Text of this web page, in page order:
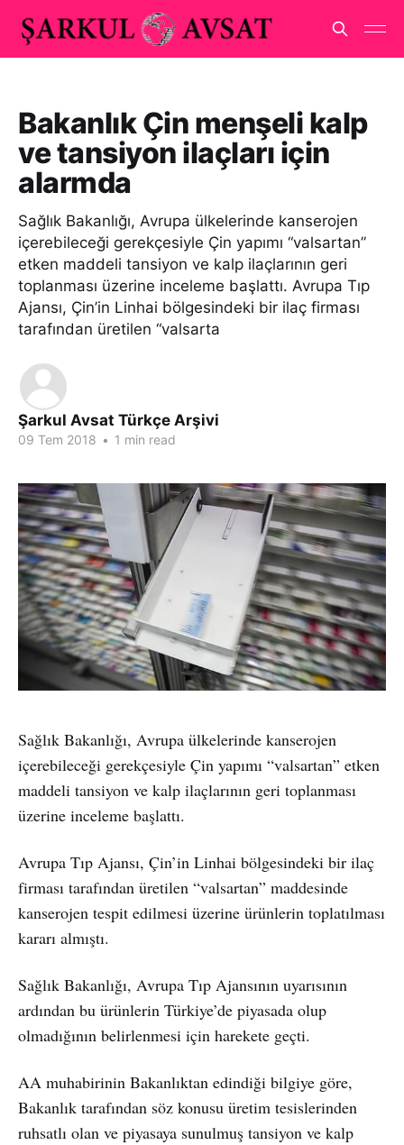
Bakanlık Çin menşeli kalp
ve tansiyon ilaçları için
alarmda
Sağlık Bakanlığı, Avrupa ülkelerinde kanserojen
içerebileceği gerekçesiyle Çin yapımı “valsartan”
etken maddeli tansiyon ve kalp ilaçlarının geri
toplanması üzerine inceleme başlattı. Avrupa Tıp
Ajansı, Çin’in Linhai bölgesindeki bir ilaç firması
tarafından üretilen “valsarta
Şarkul Avsat Türkçe Arşivi
09 Tem 2018 • 1 min read
Sağlık Bakanlığı, Avrupa ülkelerinde kanserojen
içerebileceği gerekçesiyle Çin yapımı “valsartan” etken
maddeli tansiyon ve kalp ilaçlarının geri toplanması
üzerine inceleme başlattı.
Avrupa Tıp Ajansı, Çin’in Linhai bölgesindeki bir ilaç
firması tarafından üretilen “valsartan” maddesinde
kanserojen tespit edilmesi üzerine ürünlerin toplatılması
kararı almıştı.
Sağlık Bakanlığı, Avrupa Tıp Ajansının uyarısının
ardından bu ürünlerin Türkiye’de piyasada olup
olmadığının belirlenmesi için harekete geçti.
AA muhabirinin Bakanlıktan edindiği bilgiye göre,
Bakanlık tarafından söz konusu üretim tesislerinden
ruhsatlı olan ve piyasaya sunulmuş tansiyon ve kalp